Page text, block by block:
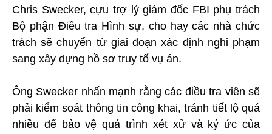
Chris Swecker, cựu trợ lý giám đốc FBI phụ trách
Bộ phận Điều tra Hình sự, cho hay các nhà chức
trách sẽ chuyển từ giai đoạn xác định nghi phạm
sang xây dựng hồ sơ truy tố vụ án.
Ông Swecker nhấn mạnh rằng các điều tra viên sẽ
phải kiểm soát thông tin công khai, tránh tiết lộ quá
nhiều để bảo vệ quá trình xét xử và ký ức của